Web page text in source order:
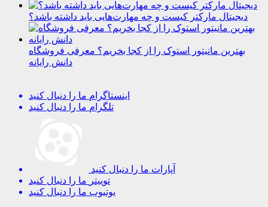
دیجیتال مارکتر کیست و چه مهارت‌هایی باید داشته باشد؟
بهترین مانیتور استوک را از کجا بخریم؟ معرفی فروشگاه
دانش رایانه
اینستاگرام ما را دنبال کنید
تلگرام ما را دنبال کنید
آپارات ما را دنبال کنید
توییتر ما را دنبال کنید
یوتیوب ما را دنبال کنید